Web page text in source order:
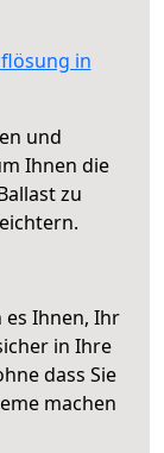
in
und
Ihnen die
zu
Ihnen, Ihr
in Ihre
dass Sie
machen